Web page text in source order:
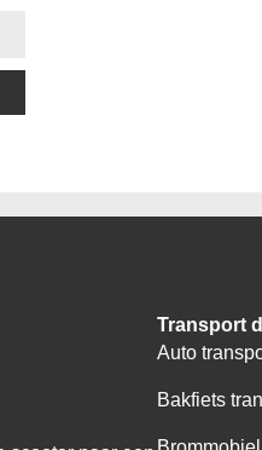
Transport
Auto
Bakfiets